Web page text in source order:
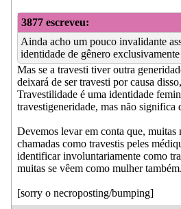
3877 escreveu:
Ainda acho um pouco invalidante
identidade de gênero
Mas se a travesti tiver outra
deixará de ser travesti por causa
Travestilidade é uma identidade
travestigeneridade, mas não significa
Devemos levar em conta que, muitas
chamadas como travestis peles
identificar involuntariamente como
muitas se vêem como mulher também.
[sorry o necroposting/bumping]